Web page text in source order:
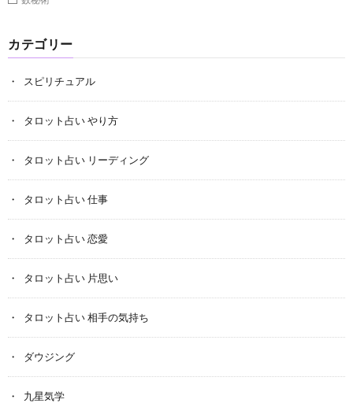
カテゴリー
スピリチュアル
タロット占い やり方
タロット占い リーディング
タロット占い 仕事
タロット占い 恋愛
タロット占い 片思い
タロット占い 相手の気持ち
ダウジング
九星気学